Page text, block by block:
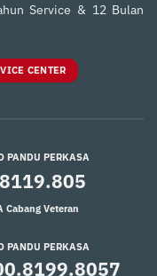
Service & 12 Bulan
CENTER
PANDU PERKASA
Cabang Veteran
PANDU PERKASA